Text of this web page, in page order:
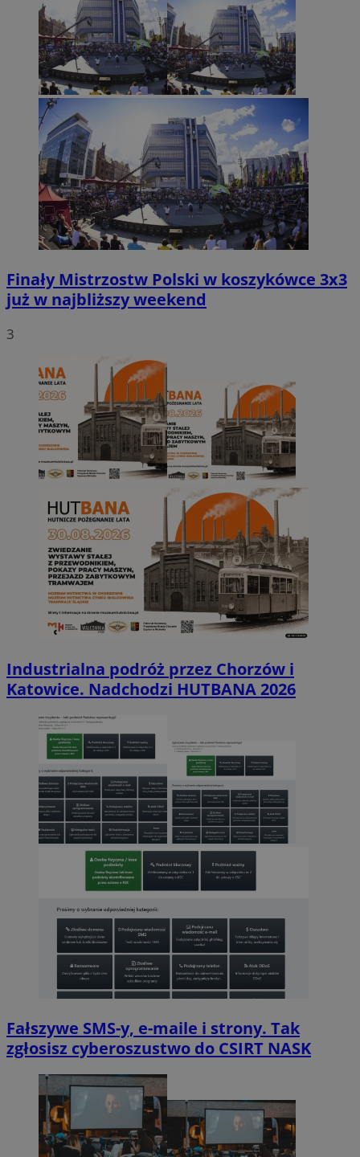
Finały Mistrzostw Polski w koszykówce 3x3
już w najbliższy weekend
3
Industrialna podróż przez Chorzów i
Katowice. Nadchodzi HUTBANA 2026
Fałszywe SMS-y, e-maile i strony. Tak
zgłosisz cyberoszustwo do CSIRT NASK